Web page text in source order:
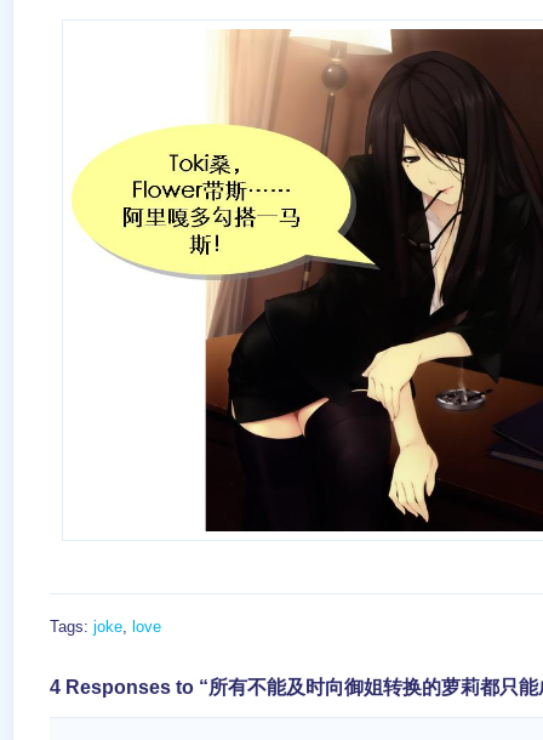
Tags: joke, love
4 Responses to “所有不能及时向御姐转换的萝莉都只能